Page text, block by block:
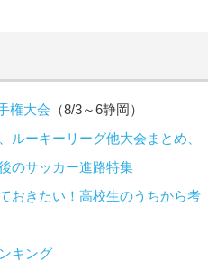
権大会 （8/3～6静岡）
ルーキーリーグ他大会まとめ、
のサッカー進路特集
おきたい！高校生のうちから考
キング